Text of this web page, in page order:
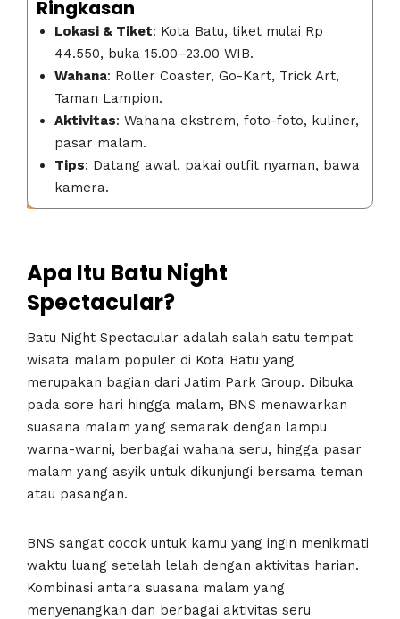
Ringkasan
Lokasi & Tiket: Kota Batu, tiket mulai Rp
44.550, buka 15.00–23.00 WIB.
Wahana: Roller Coaster, Go-Kart, Trick Art,
Taman Lampion.
Aktivitas: Wahana ekstrem, foto-foto, kuliner,
pasar malam.
Tips: Datang awal, pakai outfit nyaman, bawa
kamera.
Apa Itu Batu Night
Spectacular?
Batu Night Spectacular adalah salah satu tempat
wisata malam populer di Kota Batu yang
merupakan bagian dari Jatim Park Group. Dibuka
pada sore hari hingga malam, BNS menawarkan
suasana malam yang semarak dengan lampu
warna-warni, berbagai wahana seru, hingga pasar
malam yang asyik untuk dikunjungi bersama teman
atau pasangan.
BNS sangat cocok untuk kamu yang ingin menikmati
waktu luang setelah lelah dengan aktivitas harian.
Kombinasi antara suasana malam yang
menyenangkan dan berbagai aktivitas seru